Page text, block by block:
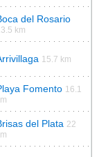
del Rosario
km
15.7 km
Fomento 16.1
del Plata 22